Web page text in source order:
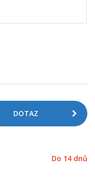
DOTAZ
Do 14 dnů